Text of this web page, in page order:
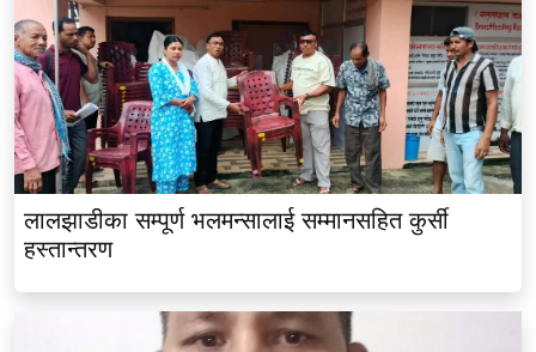
लालझाडीका सम्पूर्ण भलमन्सालाई सम्मानसहित कुर्सी
हस्तान्तरण